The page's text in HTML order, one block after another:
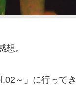
。
～」に行ってき